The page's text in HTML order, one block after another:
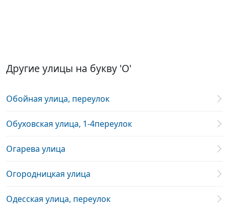
Другие улицы на букву 'О'
Обойная улица, переулок
Обуховская улица, 1-4переулок
Огарева улица
Огородницкая улица
Одесская улица, переулок